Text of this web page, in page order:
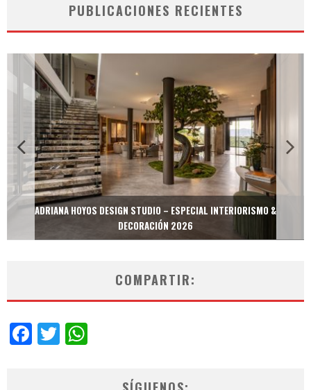
PUBLICACIONES RECIENTES
MULTIOFICINAS / AMOBLARE / TREZE – ESPECIAL INTERIORISMO &
DECORACIÓN 2026
COMPARTIR:
Facebook
Twitter